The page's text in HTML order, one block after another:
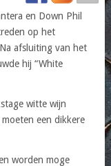
en Down Phil
op het
afsluiting van het
hij “White
witte wijn
een dikkere
worden moge